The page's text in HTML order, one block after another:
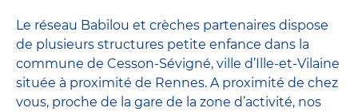
Le réseau Babilou et crèches partenaires dispose
de plusieurs structures petite enfance dans la
commune de Cesson-Sévigné, ville d’Ille-et-Vilaine
située à proximité de Rennes. A proximité de chez
vous, proche de la gare de la zone d’activité, nos